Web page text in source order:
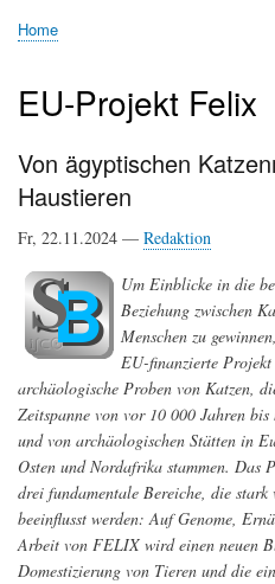
Home
EU-Projekt Felix
Von ägyptischen
Haustieren
Fr, 22.11.2024 — Redaktion
Um Einblicke in die
Beziehung zwischen
Menschen zu
EU-finanzierte
archäologische Proben von Katzen,
Zeitspanne von vor 10 000 Jahren
und von archäologischen Stätten in
Osten und Nordafrika stammen. Das
drei fundamentale Bereiche, die
beeinflusst werden: Auf Genome,
Arbeit von FELIX wird einen neuen
Domestizierung von Tieren und die